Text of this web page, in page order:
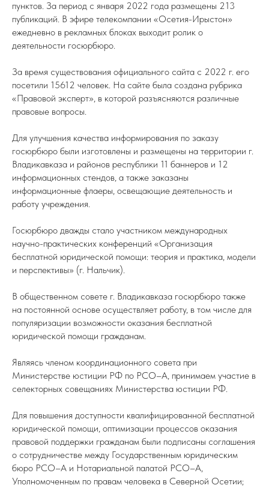
пунктов. За период с января 2022 года размещены 213
публикаций. В эфире телекомпании «Осетия-Ирыстон»
ежедневно в рекламных блоках выходит ролик о
деятельности госюрбюро.
За время существования официального сайта с 2022 г. его
посетили 15612 человек. На сайте была создана рубрика
«Правовой эксперт», в которой разъясняются различные
правовые вопросы.
Для улучшения качества информирования по заказу
госюрбюро были изготовлены и размещены на территории г.
Владикавказа и районов республики 11 баннеров и 12
информационных стендов, а также заказаны
информационные флаеры, освещающие деятельность и
работу учреждения.
Госюрбюро дважды стало участником международных
научно-практических конференций «Организация
бесплатной юридической помощи: теория и практика, модели
и перспективы» (г. Нальчик).
В общественном совете г. Владикавказа госюрбюро также
на постоянной основе осуществляет работу, в том числе для
популяризации возможности оказания бесплатной
юридической помощи гражданам.
Являясь членом координационного совета при
Министерстве юстиции РФ по РСО–А, принимаем участие в
селекторных совещаниях Министерства юстиции РФ.
Для повышения доступности квалифицированной бесплатной
юридической помощи, оптимизации процессов оказания
правовой поддержки гражданам были подписаны соглашения
о сотрудничестве между Государственным юридическим
бюро РСО–А и Нотариальной палатой РСО–А,
Уполномоченным по правам человека в Северной Осетии;